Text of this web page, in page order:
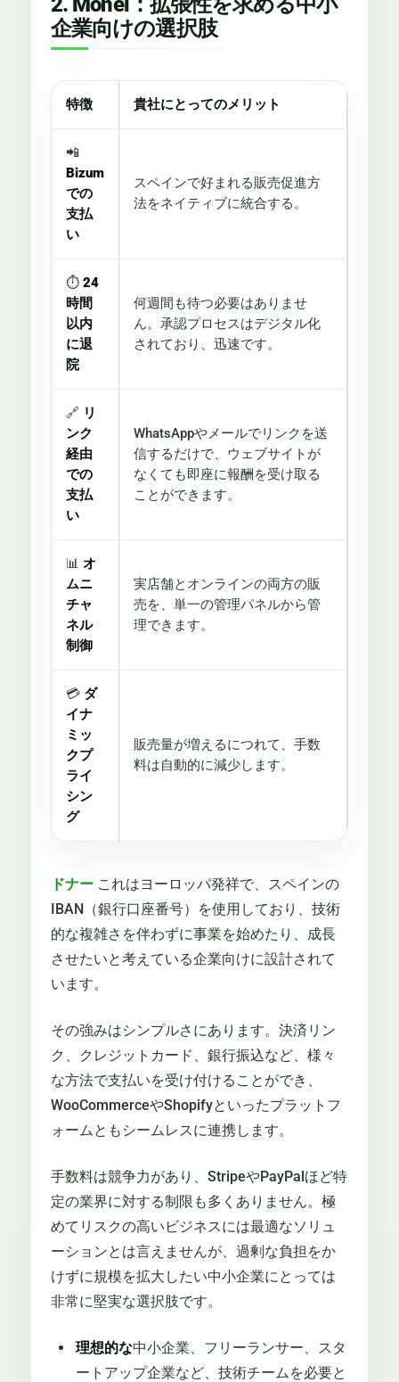
企業向けの選択肢
特徴 貴社にとってのメリット
📲
Bizum
での
支払
い
スペインで好まれる販売促進方
法をネイティブに統合する。
⏱️ 24
時間
以内
に退
院
何週間も待つ必要はありませ
ん。承認プロセスはデジタル化
されており、迅速です。
🔗 リ
ンク
経由
での
支払
い
WhatsAppやメールでリンクを送
信するだけで、ウェブサイトが
なくても即座に報酬を受け取る
ことができます。
📊 オ
ムニ
チャ
ネル
制御
実店舗とオンラインの両方の販
売を、単一の管理パネルから管
理できます。
💳 ダ
イナ
ミッ
クプ
ライ
シン
グ
販売量が増えるにつれて、手数
料は自動的に減少します。
ドナー これはヨーロッパ発祥で、スペインの
IBAN（銀行口座番号）を使用しており、技術
的な複雑さを伴わずに事業を始めたり、成長
させたいと考えている企業向けに設計されて
います。
その強みはシンプルさにあります。決済リン
ク、クレジットカード、銀行振込など、様々
な方法で支払いを受け付けることができ、
WooCommerceやShopifyといったプラットフ
ォームともシームレスに連携します。
手数料は競争力があり、StripeやPayPalほど特
定の業界に対する制限も多くありません。極
めてリスクの高いビジネスには最適なソリュ
ーションとは言えませんが、過剰な負担をか
けずに規模を拡大したい中小企業にとっては
非常に堅実な選択肢です。
理想的な中小企業、フリーランサー、スタ
ートアップ企業など、技術チームを必要と